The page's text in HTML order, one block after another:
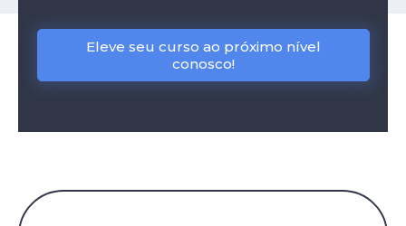
Eleve seu curso ao próximo nível
conosco!